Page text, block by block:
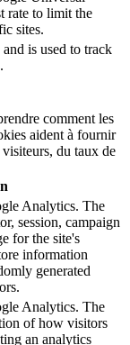
rate to limit the
sites.
is used to track
comment les
aident à fournir
du taux de
Analytics. The
session, campaign
for the site's
information
generated
Analytics. The
of how visitors
an analytics